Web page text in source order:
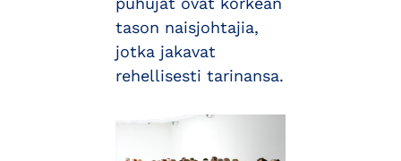
tason naisjohtajia,
jotka jakavat
rehellisesti tarinansa.